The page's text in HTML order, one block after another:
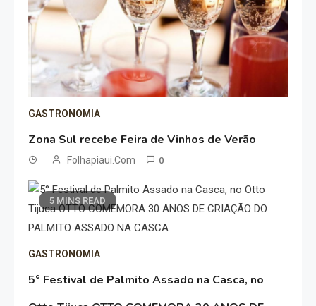
GASTRONOMIA
Zona Sul recebe Feira de Vinhos de Verão
Folhapiaui.com 0
5 MINS READ
GASTRONOMIA
5° Festival de Palmito Assado na Casca, no